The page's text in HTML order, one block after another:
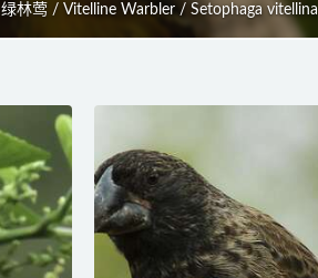
绿林莺 / Vitelline Warbler / Setophaga vitellina